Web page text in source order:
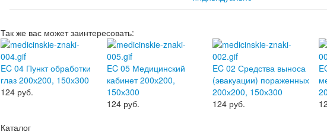
Так же вас может заинтересовать:
EC 04 Пункт обработки
глаз 200х200, 150х300
124 руб.
EC 05 Медицинский
кабинет 200х200,
150х300
124 руб.
EC 02 Средства выноса
(эвакуации) пораженных
200х200, 150х300
124 руб.
Каталог